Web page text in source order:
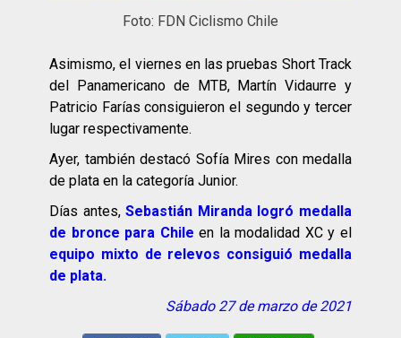
Foto: FDN Ciclismo Chile
Asimismo, el viernes en las pruebas Short Track
del Panamericano de MTB, Martín Vidaurre y
Patricio Farías consiguieron el segundo y tercer
lugar respectivamente.
Ayer, también destacó Sofía Mires con medalla
de plata en la categoría Junior.
Días antes,Sebastián Miranda logró medalla
de bronce para Chile en la modalidad XC y el
equipo mixto de relevos consiguió medalla
de plata.
Sábado 27 de marzo de 2021